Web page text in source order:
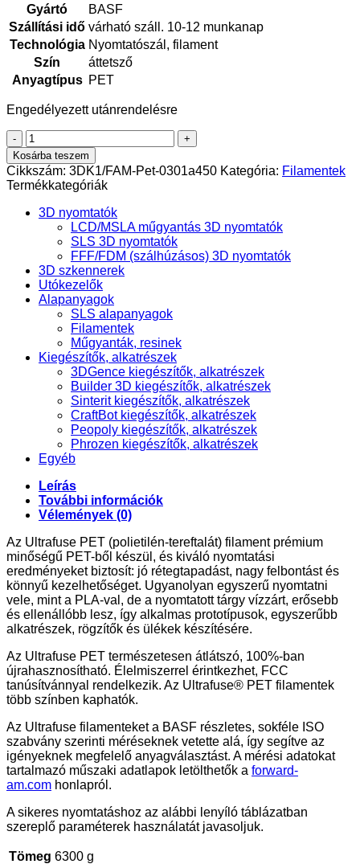
Gyártó
BASF
Szállítási idő várható száll. 10-12 munkanap
Technológia Nyomtatószál, filament
Szín
áttetsző
Anyagtípus PET
Engedélyezett utánrendelésre
BASF
Forward
AM
Ultrafuse
filament
PET
1,75mm,
-
áttetsző
mennyiség
Kosárba teszem
Cikkszám: 3DK1/FAM-Pet-0301a450 Kategória: Filamentek
Termékkategóriák
3D nyomtatók
LCD/MSLA műgyantás 3D nyomtatók
SLS 3D nyomtatók
FFF/FDM (szálhúzásos) 3D nyomtatók
3D szkennerek
Utókezelők
Alapanyagok
SLS alapanyagok
Filamentek
Műgyanták, resinek
Kiegészítők, alkatrészek
3DGence kiegészítők, alkatrészek
Builder 3D kiegészítők, alkatrészek
Sinterit kiegészítők, alkatrészek
CraftBot kiegészítők, alkatrészek
Peopoly kiegészítők, alkatrészek
Phrozen kiegészítők, alkatrészek
Egyéb
Leírás
További információk
Vélemények (0)
Az Ultrafuse PET (polietilén-tereftalát) filament prémium
minőségű PET-ből készül, és kiváló nyomtatási
eredményeket biztosít: jó rétegtapadást, nagy felbontást és
könnyű kezelhetőséget. Ugyanolyan egyszerű nyomtatni
vele, mint a PLA-val, de a nyomtatott tárgy vízzárt, erősebb
és ellenállóbb lesz, így alkalmas prototípusok, egyszerűbb
alkatrészek, rögzítők és ülékek készítésére.
Az Ultrafuse PET természetesen átlátszó, 100%-ban
újrahasznosítható. Élelmiszerrel érintkezhet, FCC
tanúsítvánnyal rendelkezik. Az Ultrafuse® PET filamentek
több színben kaphatók.
Az Ultrafuse filamenteket a BASF részletes, sokféle ISO
szabvány szerinti méréseknek vetette alá, így segítve az
igényeknek megfelelő anyagválasztást. A mérési adatokat
tartalmazó műszaki adatlapok letölthetők a forward-
am.com honlapról.
A sikeres nyomtatáshoz az alábbi lenyíló táblázatban
szereplő paraméterek használatát javasoljuk.
Tömeg 6300 g